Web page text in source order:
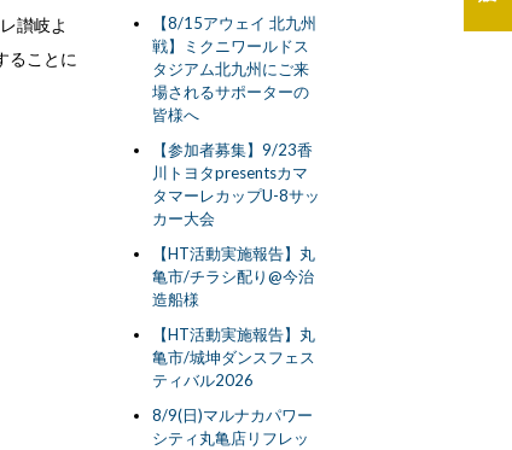
讃岐よ
ることに
【8/15アウェイ 北九州
戦】ミクニワールドス
タジアム北九州にご来
場されるサポーターの
皆様へ
【参加者募集】9/23香
川トヨタpresentsカマ
タマーレカップU-8サッ
カー大会
【HT活動実施報告】丸
亀市/チラシ配り@今治
造船様
【HT活動実施報告】丸
亀市/城坤ダンスフェス
ティバル2026
8/9(日)マルナカパワー
シティ丸亀店リフレッ